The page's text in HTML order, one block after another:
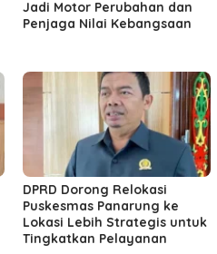
Jadi Motor Perubahan dan
Penjaga Nilai Kebangsaan
DPRD Dorong Relokasi
Puskesmas Panarung ke
Lokasi Lebih Strategis untuk
Tingkatkan Pelayanan